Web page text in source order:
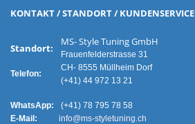
KONTAKT / STANDORT / KUNDENSERVICE
Standort:
Telefon:
MS- Style Tuning GmbH
Frauenfelderstrasse 31
CH- 8555 Müllheim Dorf
(+41) 44 972 13 21
WhatsApp:
(+41) 78 795 78 58
E-Mail:
info@ms-styletuning.ch